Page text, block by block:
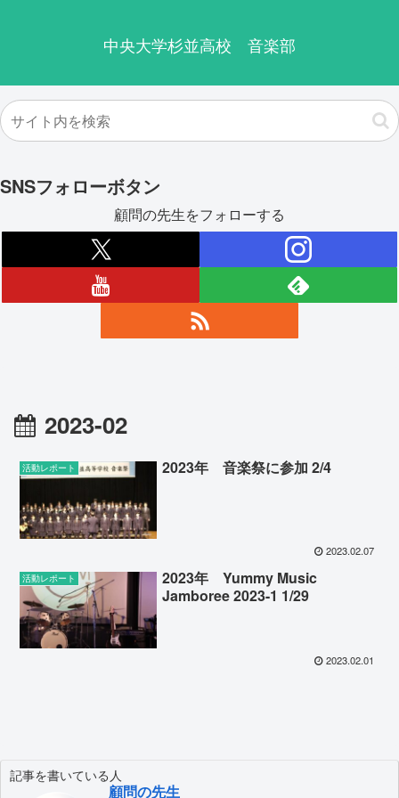
中央大学杉並高校 音楽部
SNSフォローボタン
顧問の先生をフォローする
2023-02
活動レポート 2023年 音楽祭に参加 2/4
2023.02.07
活動レポート
2023年 Yummy Music
Jamboree 2023-1 1/29
2023.02.01
記事を書いている人
顧問の先生